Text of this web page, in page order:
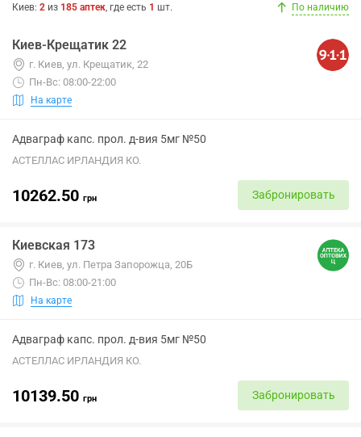
Киев: 2 из 185 аптек, где есть 1 шт. По наличию
Киев-Крещатик 22
г. Киев, ул. Крещатик, 22
Пн-Вс: 08:00-22:00
На карте
Адваграф капс. прол. д-вия 5мг №50
АСТЕЛЛАС ИРЛАНДИЯ КО.
10262.50 грн Забронировать
Киевская 173
г. Киев, ул. Петра Запорожца, 20Б
Пн-Вс: 08:00-21:00
На карте
Адваграф капс. прол. д-вия 5мг №50
АСТЕЛЛАС ИРЛАНДИЯ КО.
10139.50 грн Забронировать